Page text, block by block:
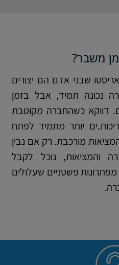
משבר?
שבני אדם הם יצורים
נכונה תמיד, אבל בזמן
דווקא כשהחברה מקוטבת
יותר מתמיד לפתח
מורכבת. רק אם נבין
והמציאות, נוכל לקבל
פשטניים שעלולים